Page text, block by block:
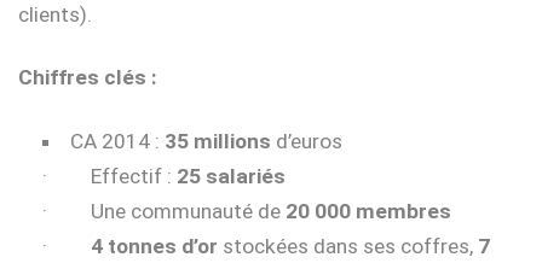
clients).
Chiffres clés :
CA 2014 : 35 millions d’euros
· Effectif : 25 salariés
· Une communauté de 20 000 membres
· 4 tonnes d’or stockées dans ses coffres, 7